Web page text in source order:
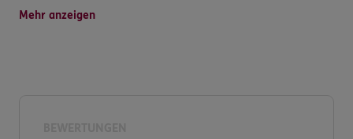
Qualifizierte, vertrauensvolle und transparente
Mehr anzeigen